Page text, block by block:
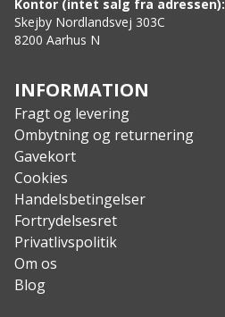
Kontor (intet salg fra adressen):
Skejby Nordlandsvej 303C
8200 Aarhus N
INFORMATION
Fragt og levering
Ombytning og returnering
Gavekort
Cookies
Handelsbetingelser
Fortrydelsesret
Privatlivspolitik
Om os
Blog